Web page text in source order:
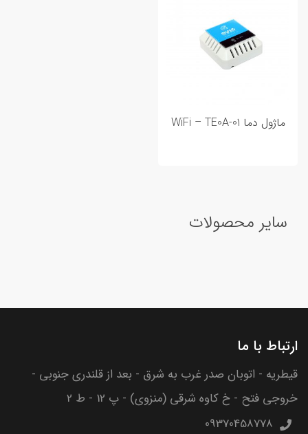
ماژول دما WiFi – TE0A-01
سایر محصولات
ارتباط با ما
قیطریه - اتوبان صدر غرب به شرق - بعد از قلندری جنوبی -
خروجی فتح - خ کاوه شرقی (منزوی) - پ 12 - ط 2
09370458778